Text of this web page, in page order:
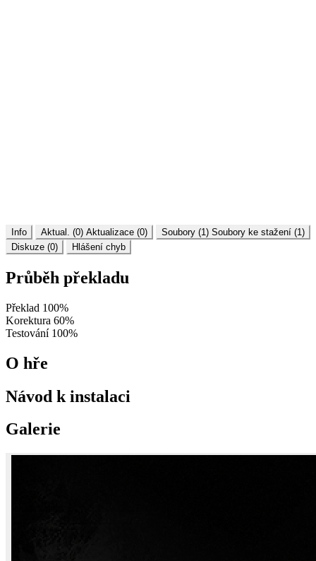
Info Aktual. (0) Aktualizace (0) Soubory (1) Soubory ke stažení (1)
Diskuze (0)
Hlášení chyb
Průběh překladu
Překlad 100%
Korektura 60%
Testování 100%
O hře
Návod k instalaci
Galerie